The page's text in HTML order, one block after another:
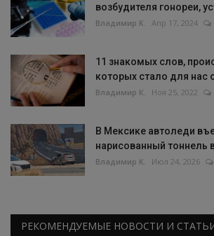
возбудителя гонореи,
Владимир К. Апр 17, 2024
11 знакомых слов,
которых стало для нас
Владимир К. Ноя 25, 2022
В Мексике автоледи
нарисованный тоннель
Владимир К. Июл 24, 2026
РЕКОМЕНДУЕМЫЕ НОВОСТИ И